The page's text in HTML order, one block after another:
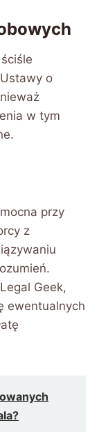
o
w tym
przy
z
Geek,
ewentualnych